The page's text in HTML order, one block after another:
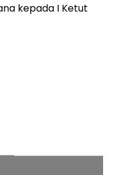
kepada I Ketut